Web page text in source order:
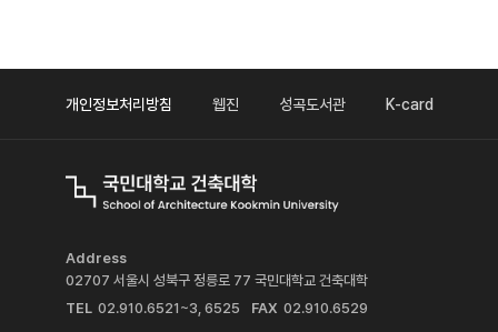
개인정보처리방침 웹진 성곡도서관 K-card
Address
02707 서울시 성북구 정릉로 77 국민대학교 건축대학
TEL 02.910.6521~3, 6525 FAX 02.910.6529